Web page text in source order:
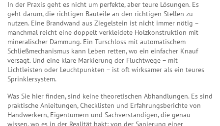
In der Praxis geht es nicht um perfekte, aber teure Lösungen. Es
geht darum, die richtigen Bauteile an den richtigen Stellen zu
nutzen. Eine Brandwand aus Ziegelstein ist nicht immer nötig –
manchmal reicht eine doppelt verkleidete Holzkonstruktion mit
mineralischer Dämmung. Ein Türschloss mit automatischem
Schließmechanismus kann Leben retten, wo ein einfacher Knauf
versagt. Und eine klare Markierung der Fluchtwege – mit
Lichtleisten oder Leuchtpunkten – ist oft wirksamer als ein teures
Sprinklersystem.
Was Sie hier finden, sind keine theoretischen Abhandlungen. Es sind
praktische Anleitungen, Checklisten und Erfahrungsberichte von
Handwerkern, Eigentümern und Sachverständigen, die genau
wissen, wo es in der Realität hakt: von der Sanierung einer